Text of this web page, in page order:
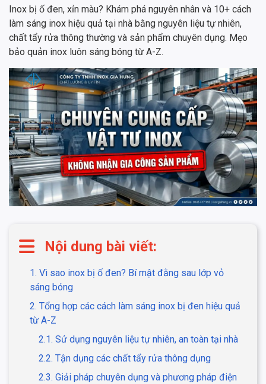
Inox bị ố đen, xỉn màu? Khám phá nguyên nhân và 10+ cách
làm sáng inox hiệu quả tại nhà bằng nguyên liệu tự nhiên,
chất tẩy rửa thông thường và sản phẩm chuyên dụng. Mẹo
bảo quản inox luôn sáng bóng từ A-Z.
Nội dung bài viết:
1. Vì sao inox bị ố đen? Bí mật đằng sau lớp vỏ
sáng bóng
2. Tổng hợp các cách làm sáng inox bị đen hiệu quả
từ A-Z
2.1. Sử dụng nguyên liệu tự nhiên, an toàn tại nhà
2.2. Tận dụng các chất tẩy rửa thông dụng
2.3. Giải pháp chuyên dụng và phương pháp điện